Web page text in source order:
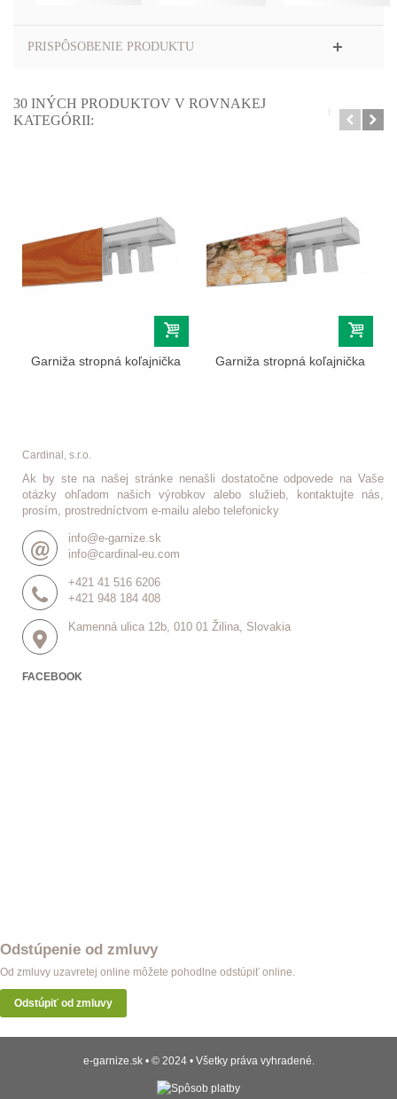
PRISPÔSOBENIE PRODUKTU
30 INÝCH PRODUKTOV V ROVNAKEJ
KATEGÓRII:
Garniža stropná koľajnička
Garniža stropná koľajnička
Cardinal, s.r.o.
Ak by ste na našej stránke nenašli dostatočne odpovede na Vaše
otázky ohľadom našich výrobkov alebo služieb, kontaktujte nás,
prosím, prostredníctvom e-mailu alebo telefonicky
info@e-garnize.sk
info@cardinal-eu.com
+421 41 516 6206
+421 948 184 408
Kamenná ulica 12b, 010 01 Žilina, Slovakia
FACEBOOK
Odstúpenie od zmluvy
Od zmluvy uzavretej online môžete pohodlne odstúpiť online.
Odstúpiť od zmluvy
e-garnize.sk • © 2024 • Všetky práva vyhradené.